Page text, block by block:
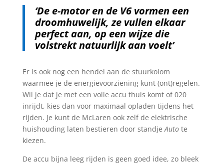
‘De e-motor en de V6 vormen een
droomhuwelijk, ze vullen elkaar
perfect aan, op een wijze die
volstrekt natuurlijk aan voelt’
Er is ook nog een hendel aan de stuurkolom
waarmee je de energievoorziening kunt (ont)regelen.
Wil je dat je met een volle accu thuis komt of 020
inrijdt, kies dan voor maximaal opladen tijdens het
rijden. Je kunt de McLaren ook zelf de elektrische
huishouding laten bestieren door standje Autote
kiezen.
De accu bijna leeg rijden is geen goed idee, zo bleek